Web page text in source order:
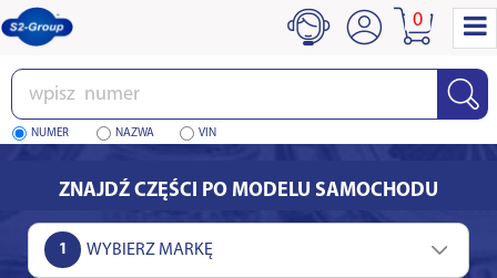
Wpisz
numer
NUMER NAZWA VIN
0
ZNAJDŹ CZĘŚCI PO MODELU SAMOCHODU
1